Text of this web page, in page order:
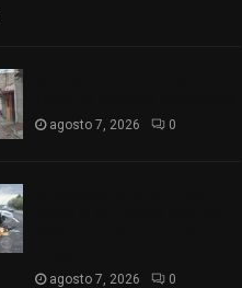
agosto 7, 2026 0
agosto 7, 2026 0